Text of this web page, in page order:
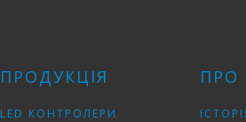
ПРОДУКЦІЯ
LED КОНТРОЛЕРИ
ПРО